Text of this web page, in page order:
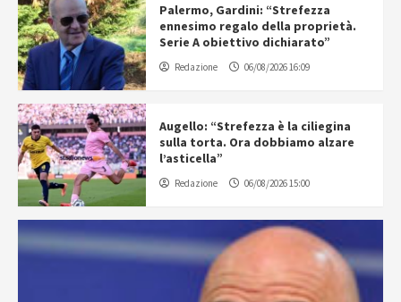
Palermo, Gardini: “Strefezza
ennesimo regalo della proprietà.
Serie A obiettivo dichiarato”
Redazione 06/08/2026 16:09
Augello: “Strefezza è la ciliegina
sulla torta. Ora dobbiamo alzare
l’asticella”
Redazione 06/08/2026 15:00